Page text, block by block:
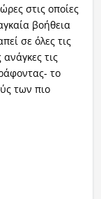
στις οποίες
βοήθεια
σε όλες τις
τις
το
των πιο